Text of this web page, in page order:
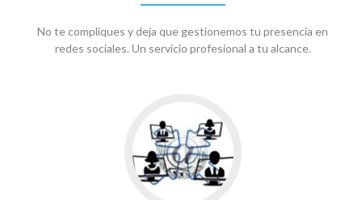
No te compliques y deja que gestionemos tu presencia en
redes sociales. Un servicio profesional a tu alcance.
to
Servicios
TIC
avanzados